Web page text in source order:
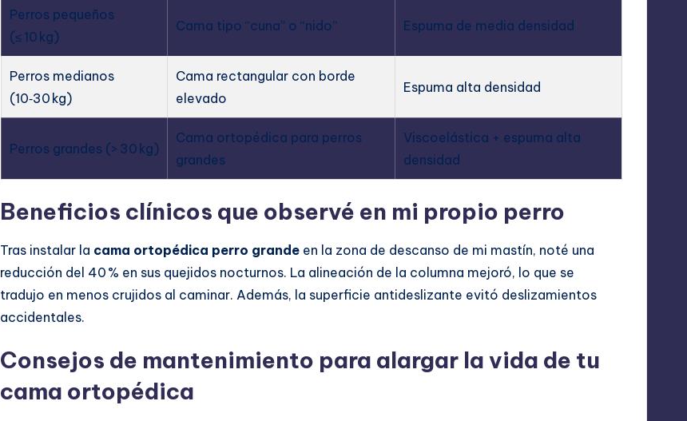
Perros pequeños
(≤ 10 kg)
Cama tipo “cuna” o “nido” Espuma de media densidad
Perros medianos
(10‑30 kg)
Cama rectangular con borde
elevado
Espuma alta densidad
Perros grandes (> 30 kg)
Cama ortopédica para perros
grandes
Viscoelástica + espuma alta
densidad
Beneficios clínicos que observé en mi propio perro
Tras instalar la cama ortopédica perro grande en la zona de descanso de mi mastín, noté una
reducción del 40 % en sus quejidos nocturnos. La alineación de la columna mejoró, lo que se
tradujo en menos crujidos al caminar. Además, la superficie antideslizante evitó deslizamientos
accidentales.
Consejos de mantenimiento para alargar la vida de tu
cama ortopédica